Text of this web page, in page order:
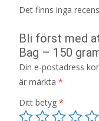
Det finns inga
Bli först med
Bag – 150
Din e-postadress
är märkta *
Ditt betyg *